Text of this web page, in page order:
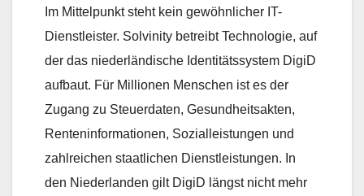
Im Mittelpunkt steht kein gewöhnlicher IT-
Dienstleister. Solvinity betreibt Technologie, auf
der das niederländische Identitätssystem DigiD
aufbaut. Für Millionen Menschen ist es der
Zugang zu Steuerdaten, Gesundheitsakten,
Renteninformationen, Sozialleistungen und
zahlreichen staatlichen Dienstleistungen. In
den Niederlanden gilt DigiD längst nicht mehr